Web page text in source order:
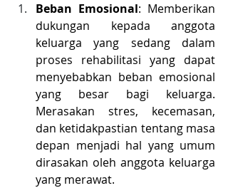
Beban Emosional: Memberikan
dukungan kepada anggota
keluarga yang sedang dalam
proses rehabilitasi yang dapat
menyebabkan beban emosional
yang besar bagi keluarga.
Merasakan stres, kecemasan,
dan ketidakpastian tentang masa
depan menjadi hal yang umum
dirasakan oleh anggota keluarga
yang merawat.